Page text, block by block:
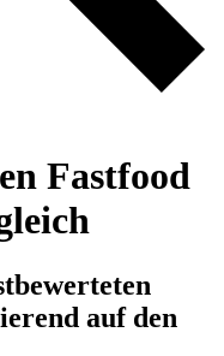
Fastfood
auf den